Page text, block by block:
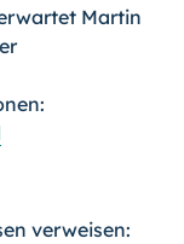
Martin
verweisen: